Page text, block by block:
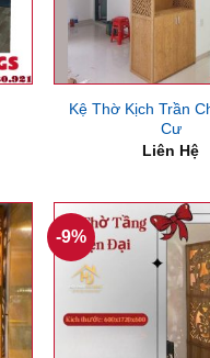
Kệ Thờ Kịch Trần
Cư
Liên Hệ
-9%